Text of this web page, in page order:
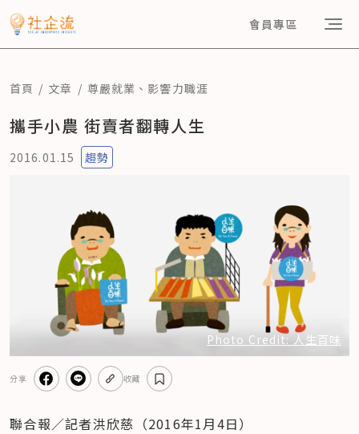
會員專區
首頁 文章 尊嚴就業 、 影響力職涯
攜手小農 街賣者翻轉人生
2016.01.15 趨勢
Photo Credit: 人生百味
分享 收藏
聯合報／記者洪欣慈（2016年1月4日）